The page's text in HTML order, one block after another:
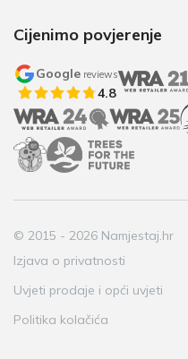
Cijenimo povjerenje
Google reviews
4.8
© 2015 - 2026 Namjestaj.hr
Izjava o privatnosti
Uvjeti prodaje i opći uvjeti
Politika kolačića